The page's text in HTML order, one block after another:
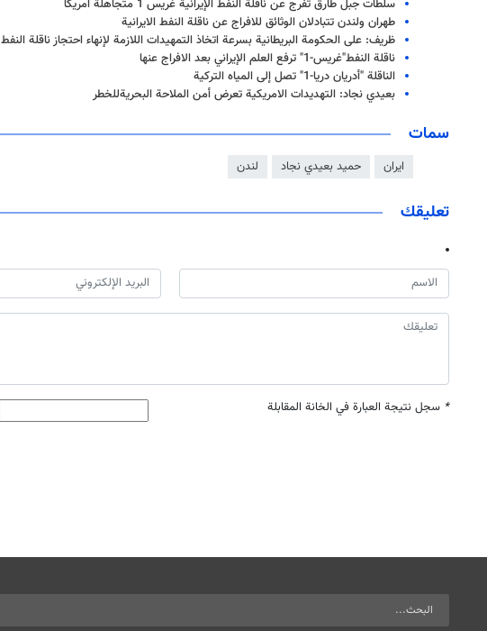
سلطات جبل طارق تفرج عن ناقلة النفط الإيرانية غريس 1 متجاهلة امريكا
طهران ولندن تتبادلان الوثائق للافراج عن ناقلة النفط الايرانية
ظريف: على الحكومة البريطانية بسرعة اتخاذ التمهيدات اللازمة لإنهاء احتجاز ناقلة النفط
ناقلة النفط"غريس-1" ترفع العلم الإيراني بعد الافراج عنها
الناقلة "أدريان دريا-1" تصل إلى المياه التركية
بعيدي نجاد: التهديدات الامريكية تعرض أمن الملاحة البحريةللخطر
سمات
ايران حميد بعيدي نجاد لندن
تعليقك
* سجل نتيجة العبارة في الخانة المقابلة